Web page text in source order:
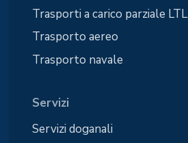
Trasporti a carico parziale LTL
Trasporto aereo
Trasporto navale
Servizi
Servizi doganali